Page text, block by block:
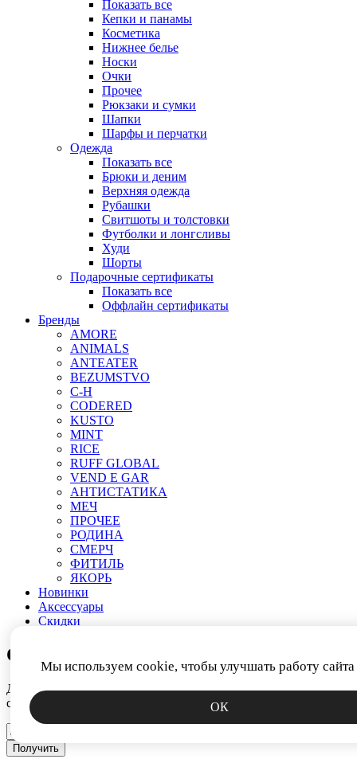
Мы используем cookie, чтобы улучшать работу сайта
ОК
Показать все
Кепки и панамы
Косметика
Нижнее белье
Носки
Очки
Прочее
Рюкзаки и сумки
Шапки
Шарфы и перчатки
Одежда
Показать все
Брюки и деним
Верхняя одежда
Рубашки
Свитшоты и толстовки
Футболки и лонгсливы
Худи
Шорты
Подарочные сертификаты
Показать все
Оффлайн сертификаты
Бренды
AMORE
ANIMALS
ANTEATER
BEZUMSTVO
C-H
CODERED
KUSTO
MINT
RICE
RUFF GLOBAL
VEND E GAR
АНТИСТАТИКА
МЕЧ
ПРОЧЕЕ
РОДИНА
СМЕРЧ
ФИТИЛЬ
ЯКОРЬ
Новинки
Аксессуары
Скидки
СКИДКА 15%
Дарим промокод за подписку на новости. Узнавайте первым о
скидках, коллекциях и спецпредложениях.
Получить